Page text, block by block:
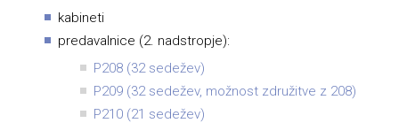
kabineti
predavalnice (2. nadstropje):
P208 (32 sedežev)
P209 (32 sedežev, možnost združitve z 208)
P210 (21 sedežev)